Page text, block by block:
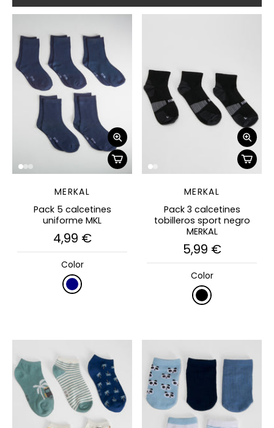
MERKAL
Pack 5 calcetines
uniforme MKL
4,99 €
Color
MERKAL
Pack 3 calcetines
tobilleros sport negro
MERKAL
5,99 €
Color